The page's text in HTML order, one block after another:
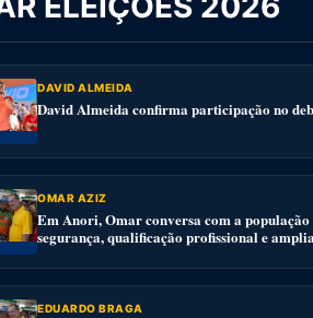
DAVID ALMEIDA
David Almeida confirma participação no
OMAR AZIZ
Em Anori, Omar conversa com a
segurança, qualificação profissional e
EDUARDO BRAGA